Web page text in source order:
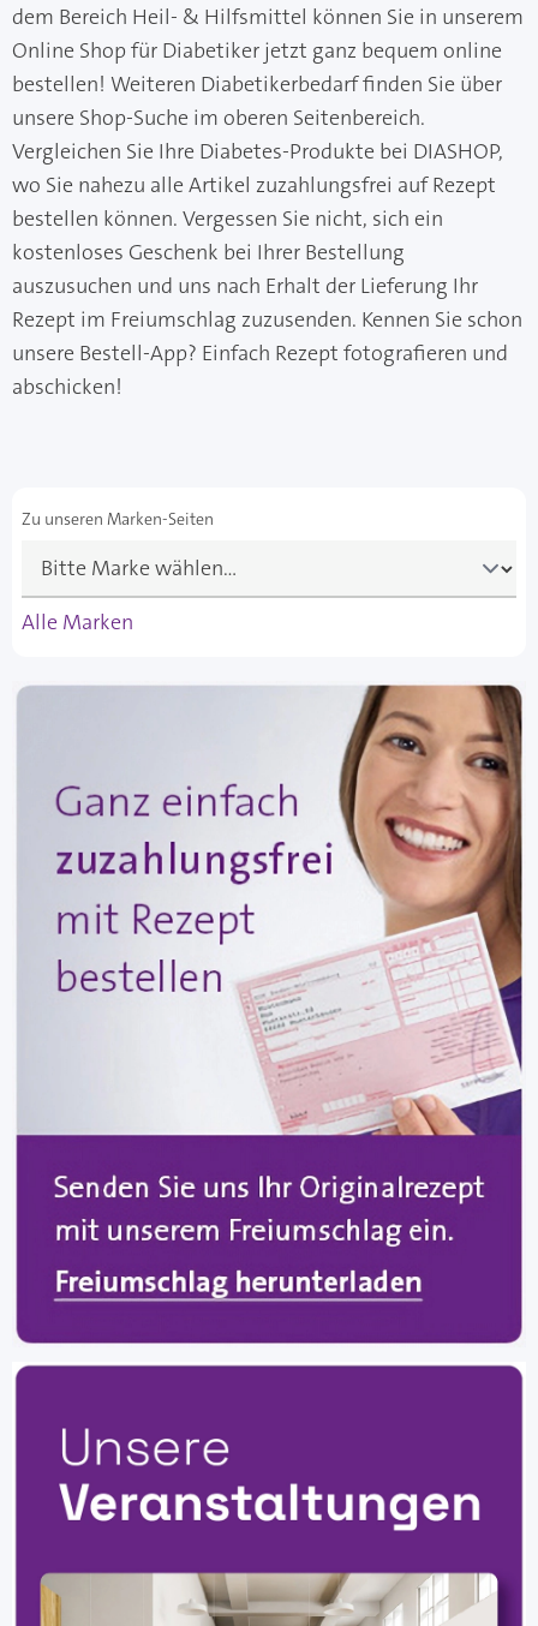
dem Bereich Heil- & Hilfsmittel können Sie in unserem
Online Shop für Diabetiker jetzt ganz bequem online
bestellen! Weiteren Diabetikerbedarf finden Sie über
unsere Shop-Suche im oberen Seitenbereich.
Vergleichen Sie Ihre Diabetes-Produkte bei DIASHOP,
wo Sie nahezu alle Artikel zuzahlungsfrei auf Rezept
bestellen können. Vergessen Sie nicht, sich ein
kostenloses Geschenk bei Ihrer Bestellung
auszusuchen und uns nach Erhalt der Lieferung Ihr
Rezept im Freiumschlag zuzusenden. Kennen Sie schon
unsere Bestell-App? Einfach Rezept fotografieren und
abschicken!
Zu unseren Marken-Seiten
Alle Marken